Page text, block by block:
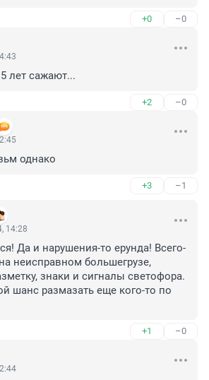
+0 –0
лет сажают...
+2 –0
однако
+3 –1
14:28
Да и нарушения-то ерунда! Всего-
неисправном большегрузе,
знаки и сигналы светофора.
шанс размазать еще кого-то по
+1 –0